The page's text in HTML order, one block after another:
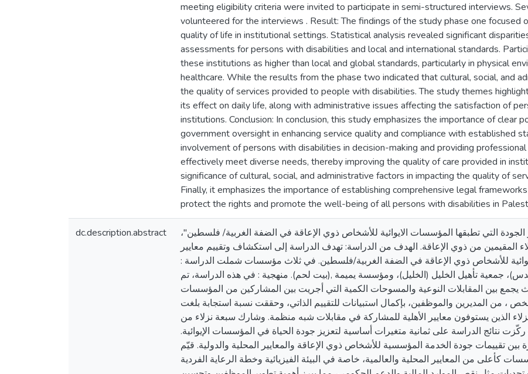
meeting eligibility criteria were invited to participate in semi-structured interviews.
volunteered for the interviews . Result: The findings of the study phase one focused
quality of life in institutional settings. Statistical analysis revealed significant
assessments for persons with disabilities and local and international standards.
these institutions as higher than local and global standards, particularly in physical
healthcare. While the results from the phase two indicated that cultural, social, and
the quality of services provided to people with disabilities. The study themes
its effect on daily life, along with administrative issues affecting the satisfaction of
institutions. Conclusion: In conclusion, this study emphasizes the importance of clear
government oversight in enhancing service quality and compliance with established
involvement of persons with disabilities in decision-making and providing
effectively meet diverse needs, thereby improving the quality of care provided in
significance of cultural, social, and administrative factors in impacting the quality of
Finally, it emphasizes the importance of establishing comprehensive legal
protect the rights and promote the well-being of all persons with disabilities in
dc.description.abstract
التي تطبقها المؤسسات الايوائية للأشخاص ذوي الإعاقة في الضفة الغربية/ فلسطين"،
المقيمين من ذوي الإعاقة. الهدف من الدراسة: تهدف الدراسة إلى استكشاف وتقييم معايير
للأشخاص ذوي الإعاقة في الضفة الغربية/فلسطين. في ثلاث مؤسسات شملت الدراسة :
جمعية تأهيل الخليل (الخليل)، ومؤسسة يميمة ,(بيت لحم). منهجية : في هذه الدراسة، تم
يجمع بين المقابلات النوعية والمسوحات الكمية التي أجريت بين المشاركين من المؤسسات
. أكملت عينة مكونة من 60 شخص ، من المديرين والموظفين، بإكمال استبيانات للتقييم الذاتي، وحققت نسبة استجابة بلغت
الذين يستوفون معايير الأهلية للمشاركة في مقابلات شبه منظمة. وشارك سبعة نزلاء من
نتائج الدراسة على ثمانية متغيرات أساسية لتعزيز جودة الحياة في المؤسسات الإيوائية.
بين تقييمات جودة الخدمة المؤسسية للأشخاص ذوي الإعاقة والمعايير المحلية والدولية. قيّم
كأعلى من المعايير المحلية والعالمية، خاصة في البيئة الفيزيائية وخطة الرعاية الفردية